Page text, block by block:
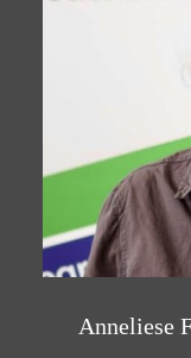
Anneliese